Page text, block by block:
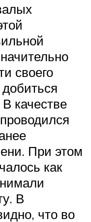
своего
качестве
При этом
как
В
что во